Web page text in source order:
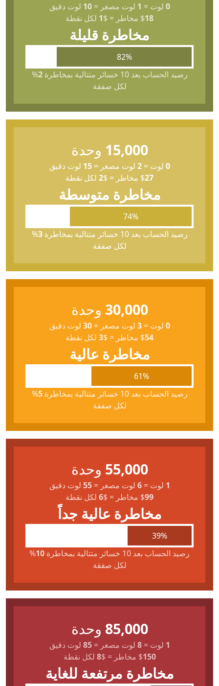
0 لوت=
1 لوت مصغر=
10 لوت دقيق
$18 مخاطر =
$
1 لكل نقطة
مخاطرة قليلة
82%
رصيد الحساب بعد 10 خسائر متتالية بمخاطرة
2
%
لكل صفقة
15,000 وحدة
0 لوت=
2 لوت مصغر=
15 لوت دقيق
$27 مخاطر =
$
2 لكل نقطة
مخاطرة متوسطة
74%
رصيد الحساب بعد 10 خسائر متتالية بمخاطرة
3
%
لكل صفقة
30,000 وحدة
0 لوت=
3 لوت مصغر=
30 لوت دقيق
$54 مخاطر =
$
3 لكل نقطة
مخاطرة عالية
61%
رصيد الحساب بعد 10 خسائر متتالية بمخاطرة
5
%
لكل صفقة
55,000 وحدة
1 لوت=
6 لوت مصغر=
55 لوت دقيق
$99 مخاطر =
$
6 لكل نقطة
مخاطرة عالية جداً
39%
رصيد الحساب بعد 10 خسائر متتالية بمخاطرة
10
%
لكل صفقة
85,000 وحدة
1 لوت=
8 لوت مصغر=
85 لوت دقيق
$150 مخاطر=
$
8 لكل نقطة
مخاطرة مرتفعة للغاية